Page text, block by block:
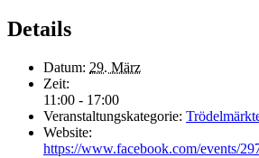
Details
Datum: 29. März
Zeit:
11:00 - 17:00
Veranstaltungskategorie:
Website:
https://www.facebook.com/events/